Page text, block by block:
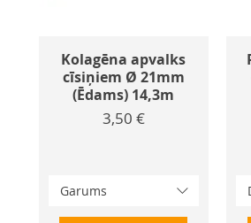
Kolagēna apvalks
cīsiņiem Ø 21mm
(Ēdams) 14,3m
Cena
3,50 €
Garums